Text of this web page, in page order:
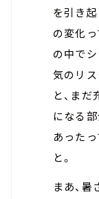
を引き
の変化
の中で
気のリ
と、ま
になる
あった
と。
まあ、